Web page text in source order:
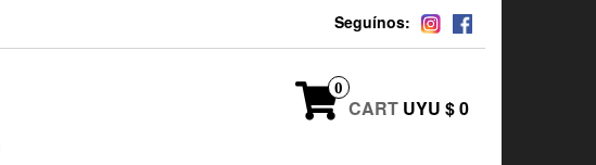
Seguínos:
0
CART UYU $ 0